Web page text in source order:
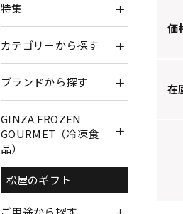
特集
カテゴリーから探す
ブランドから探す
GINZA FROZEN
GOURMET（冷凍食
品）
松屋のギフト
価
在